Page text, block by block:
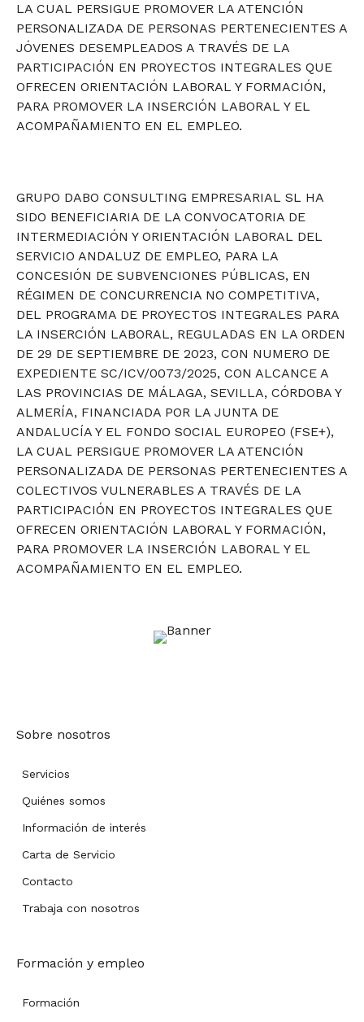
LA CUAL PERSIGUE PROMOVER LA ATENCIÓN
PERSONALIZADA DE PERSONAS PERTENECIENTES A
JÓVENES DESEMPLEADOS A TRAVÉS DE LA
PARTICIPACIÓN EN PROYECTOS INTEGRALES QUE
OFRECEN ORIENTACIÓN LABORAL Y FORMACIÓN,
PARA PROMOVER LA INSERCIÓN LABORAL Y EL
ACOMPAÑAMIENTO EN EL EMPLEO.
GRUPO DABO CONSULTING EMPRESARIAL SL HA
SIDO BENEFICIARIA DE LA CONVOCATORIA DE
INTERMEDIACIÓN Y ORIENTACIÓN LABORAL DEL
SERVICIO ANDALUZ DE EMPLEO, PARA LA
CONCESIÓN DE SUBVENCIONES PÚBLICAS, EN
RÉGIMEN DE CONCURRENCIA NO COMPETITIVA,
DEL PROGRAMA DE PROYECTOS INTEGRALES PARA
LA INSERCIÓN LABORAL, REGULADAS EN LA ORDEN
DE 29 DE SEPTIEMBRE DE 2023, CON NUMERO DE
EXPEDIENTE SC/ICV/0073/2025, CON ALCANCE A
LAS PROVINCIAS DE MÁLAGA, SEVILLA, CÓRDOBA Y
ALMERÍA, FINANCIADA POR LA JUNTA DE
ANDALUCÍA Y EL FONDO SOCIAL EUROPEO (FSE+),
LA CUAL PERSIGUE PROMOVER LA ATENCIÓN
PERSONALIZADA DE PERSONAS PERTENECIENTES A
COLECTIVOS VULNERABLES A TRAVÉS DE LA
PARTICIPACIÓN EN PROYECTOS INTEGRALES QUE
OFRECEN ORIENTACIÓN LABORAL Y FORMACIÓN,
PARA PROMOVER LA INSERCIÓN LABORAL Y EL
ACOMPAÑAMIENTO EN EL EMPLEO.
Sobre nosotros
Servicios
Quiénes somos
Información de interés
Carta de Servicio
Contacto
Trabaja con nosotros
Formación y empleo
Formación